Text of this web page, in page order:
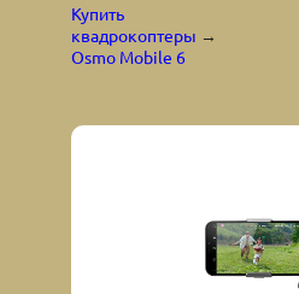
Купить
квадрокоптеры →
Osmo Mobile 6